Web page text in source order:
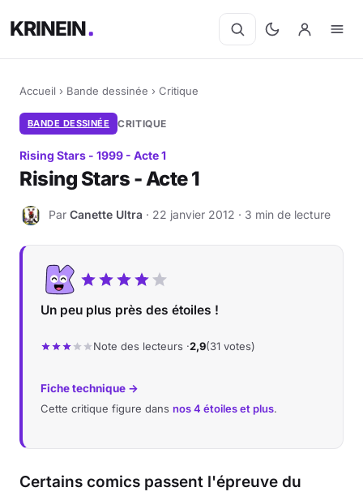
KRINEIN
Accueil › Bande dessinée › Critique
BANDE DESSINÉE CRITIQUE
Rising Stars - 1999 - Acte 1
Rising Stars - Acte 1
C Par Canette Ultra · 22 janvier 2012 · 3 min de lecture
Un peu plus près des étoiles !
Note des lecteurs ·2,9(31 votes)
Fiche technique →
Cette critique figure dans nos 4 étoiles et plus.
Certains comics passent l'épreuve du